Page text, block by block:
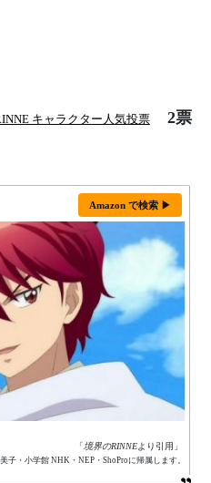
キャラクター人気投票 2票
Amazon で検索 ▶
「境界のRINNEより引用」
子・小学館 NHK・NEP・ShoProに帰属します。